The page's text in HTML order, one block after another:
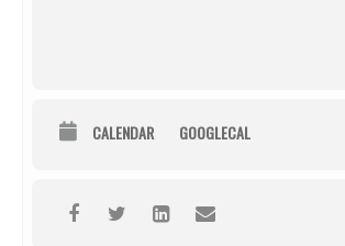
CALENDAR GOOGLECAL